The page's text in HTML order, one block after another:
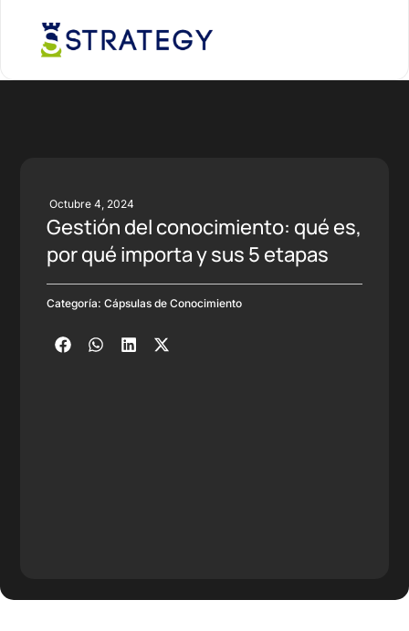
Octubre 4, 2024
Gestión del conocimiento: qué es,
por qué importa y sus 5 etapas
Categoría: Cápsulas de Conocimiento